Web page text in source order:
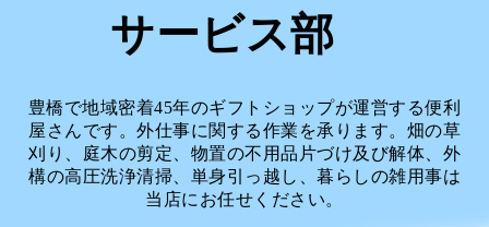
サービス部
豊橋で地域密着45年のギフトショップが運営する便利
屋さんです。外仕事に関する作業を承ります。畑の草
刈り、庭木の剪定、物置の不用品片づけ及び解体、外
構の高圧洗浄清掃、単身引っ越し、暮らしの雑用事は
当店にお任せください。